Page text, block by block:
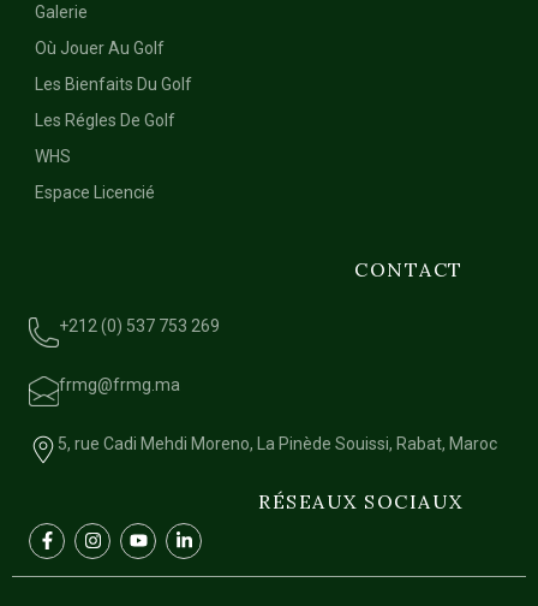
Galerie
Où Jouer Au Golf
Les Bienfaits Du Golf
Les Régles De Golf
WHS
Espace Licencié
CONTACT
+212 (0) 537 753 269
frmg@frmg.ma
5, rue Cadi Mehdi Moreno, La Pinède Souissi, Rabat, Maroc
RÉSEAUX SOCIAUX